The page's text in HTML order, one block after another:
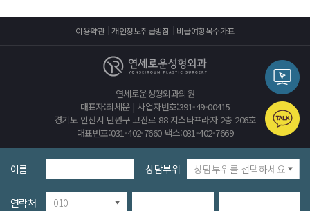
이름 상담부위
연락처
이용약관 개인정보취급방침 비급여항목수가표
연세로운성형외과의원
대표자:최세운 | 사업자번호:391-49-00415
경기도 안산시 단원구 고잔로 88 지스타프라자 2층 206호
대표번호:031-402-7660 팩스:031-402-7669